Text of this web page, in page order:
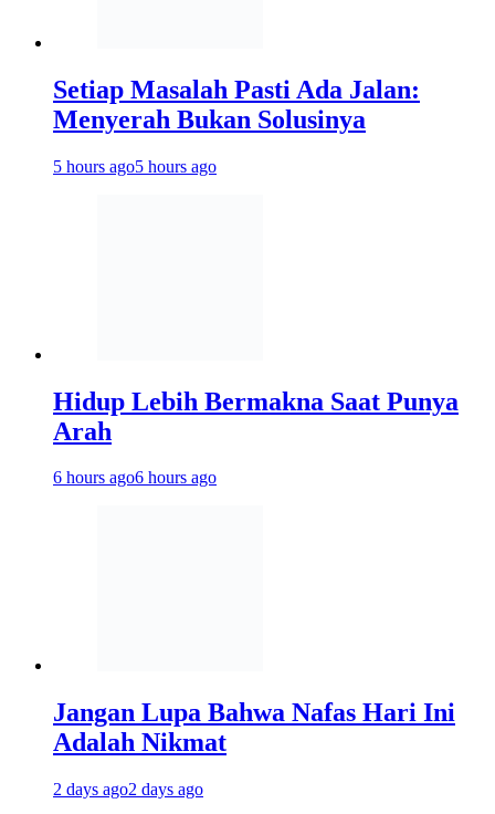
Setiap Masalah Pasti Ada Jalan:
Menyerah Bukan Solusinya
5 hours ago5 hours ago
Hidup Lebih Bermakna Saat Punya
Arah
6 hours ago6 hours ago
Jangan Lupa Bahwa Nafas Hari Ini
Adalah Nikmat
2 days ago2 days ago